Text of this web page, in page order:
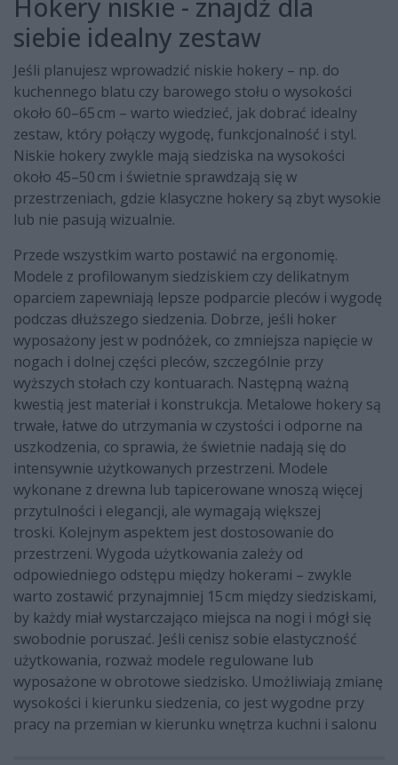
siebie idealny zestaw
Jeśli planujesz wprowadzić niskie hokery – np. do
kuchennego blatu czy barowego stołu o wysokości
około 60–65 cm – warto wiedzieć, jak dobrać idealny
zestaw, który połączy wygodę, funkcjonalność i styl.
Niskie hokery zwykle mają siedziska na wysokości
około 45–50 cm i świetnie sprawdzają się w
przestrzeniach, gdzie klasyczne hokery są zbyt wysokie
lub nie pasują wizualnie.
Przede wszystkim warto postawić na ergonomię.
Modele z profilowanym siedziskiem czy delikatnym
oparciem zapewniają lepsze podparcie pleców i wygodę
podczas dłuższego siedzenia. Dobrze, jeśli hoker
wyposażony jest w podnóżek, co zmniejsza napięcie w
nogach i dolnej części pleców, szczególnie przy
wyższych stołach czy kontuarach. Następną ważną
kwestią jest materiał i konstrukcja. Metalowe hokery są
trwałe, łatwe do utrzymania w czystości i odporne na
uszkodzenia, co sprawia, że świetnie nadają się do
intensywnie użytkowanych przestrzeni. Modele
wykonane z drewna lub tapicerowane wnoszą więcej
przytulności i elegancji, ale wymagają większej
troski. Kolejnym aspektem jest dostosowanie do
przestrzeni. Wygoda użytkowania zależy od
odpowiedniego odstępu między hokerami – zwykle
warto zostawić przynajmniej 15 cm między siedziskami,
by każdy miał wystarczająco miejsca na nogi i mógł się
swobodnie poruszać. Jeśli cenisz sobie elastyczność
użytkowania, rozważ modele regulowane lub
wyposażone w obrotowe siedzisko. Umożliwiają zmianę
wysokości i kierunku siedzenia, co jest wygodne przy
pracy na przemian w kierunku wnętrza kuchni i salonu